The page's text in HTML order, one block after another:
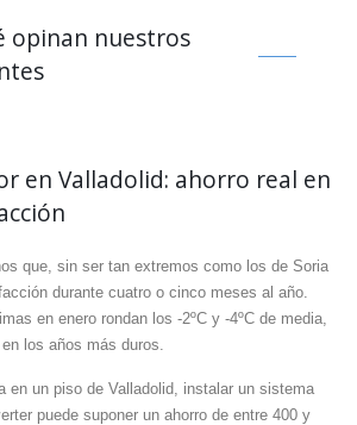
opinan nuestros
en Valladolid: ahorro real en
que, sin ser tan extremos como los de Soria
durante cuatro o cinco meses al año.
en enero rondan los -2ºC y -4ºC de media,
los años más duros.
en un piso de Valladolid, instalar un sistema
puede suponer un ahorro de entre 400 y